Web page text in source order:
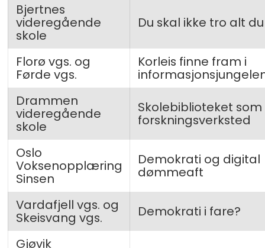
Bjertnes
videregående
skole
Du skal ikke tro alt
Florø vgs. og
Førde vgs.
Korleis finne fram i
Drammen
videregående
skole
Skolebiblioteket som
forskningsverksted
Oslo
Voksenopplæring
Sinsen
Demokrati og digital
dømmeaft
Vardafjell vgs. og
Skeisvang vgs.
Demokrati i fare?
Gjøvik